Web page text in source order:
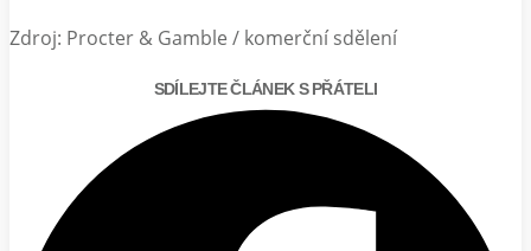
Zdroj: Procter & Gamble / komerční sdělení
SDÍLEJTE ČLÁNEK S PŘÁTELI